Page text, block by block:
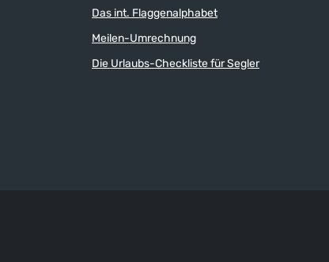
Das int. Flaggenalphabet
Meilen-Umrechnung
Die Urlaubs-Checkliste für Segler